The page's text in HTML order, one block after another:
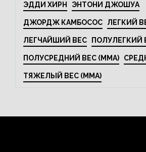
ЭДДИ ХИРН ЭНТОНИ ДЖОШУА
ДЖОРДЖ КАМБОСОС ЛЕГКИЙ
ЛЕГЧАЙШИЙ ВЕС ПОЛУЛЕГКИЙ
ПОЛУСРЕДНИЙ ВЕС (MMA)
ТЯЖЕЛЫЙ ВЕС (MMA)